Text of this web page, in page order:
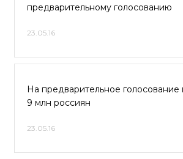
предварительному голосованию
23.05.16
На предварительное
9 млн россиян
23.05.16